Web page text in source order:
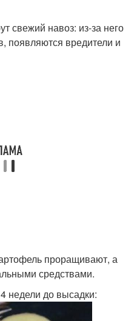
свежий навоз: из-за него
появляются вредители и
проращивают, а
средствами.
недели до высадки: